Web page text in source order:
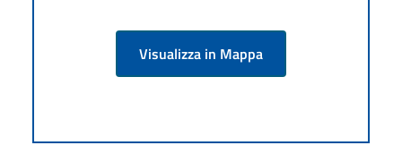
Visualizza in Mappa